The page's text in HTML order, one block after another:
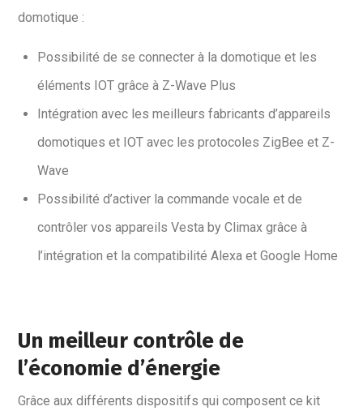
domotique :
Possibilité de se connecter à la domotique et les
éléments IOT grâce à Z-Wave Plus
Intégration avec les meilleurs fabricants d’appareils
domotiques et IOT avec les protocoles ZigBee et Z-
Wave
Possibilité d’activer la commande vocale et de
contrôler vos appareils Vesta by Climax grâce à
l’intégration et la compatibilité Alexa et Google Home
Un meilleur contrôle de
l’économie d’énergie
Grâce aux différents dispositifs qui composent ce kit